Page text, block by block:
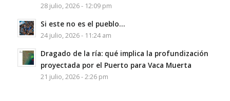
28 julio, 2026 - 12:09 pm
Si este no es el pueblo…
24 julio, 2026 - 11:24 am
Dragado de la ría: qué implica la profundización
proyectada por el Puerto para Vaca Muerta
21 julio, 2026 - 2:26 pm